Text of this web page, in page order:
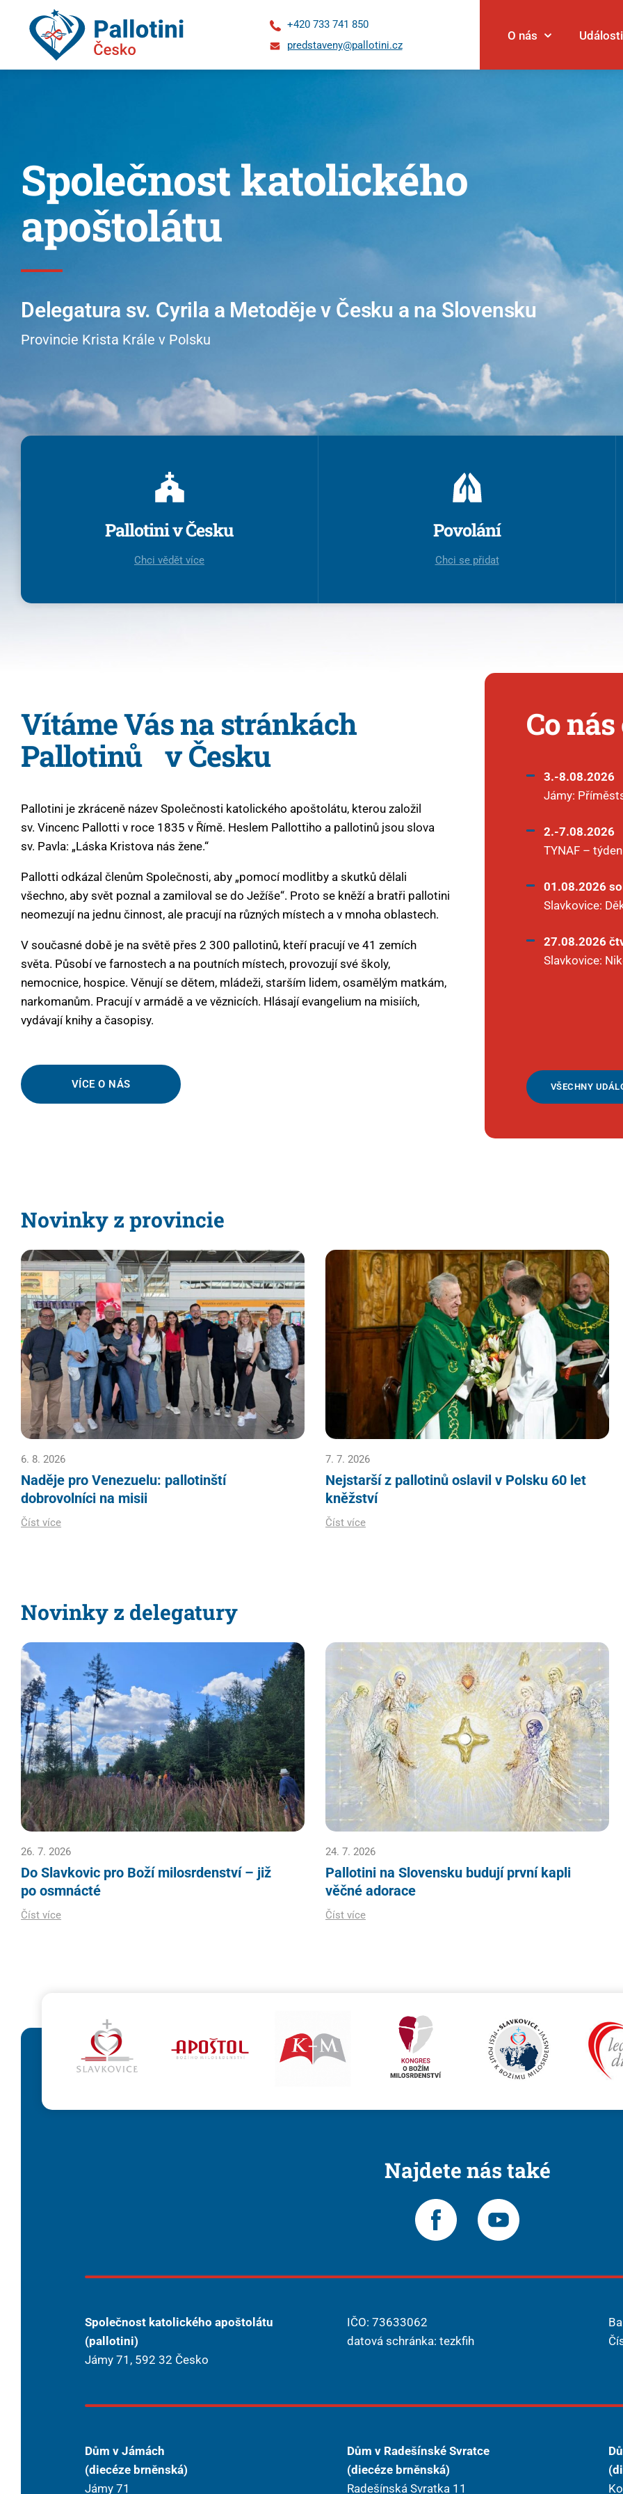
Povolání
+420 733 741 850
+420 733 741 850
predstaveny@pallotini.cz
O nás Události
Společnost katolického
apoštolátu
Delegatura sv. Cyrila a Metoděje v Česku a na Slovensku
Provincie Krista Krále v Polsku
Pallotini v Česku
Chci vědět více
Povolání
Chci se přidat
Vítáme Vás na stránkách
Pallotinů v Česku
Pallotini je zkráceně název Společnosti katolického apoštolátu, kterou založil
sv. Vincenc Pallotti v roce 1835 v Římě. Heslem Pallottiho a pallotinů jsou slova
sv. Pavla: „Láska Kristova nás žene.“
Pallotti odkázal členům Společnosti, aby „pomocí modlitby a skutků dělali
všechno, aby svět poznal a zamiloval se do Ježíše“. Proto se kněží a bratři pallotini
neomezují na jednu činnost, ale pracují na různých místech a v mnoha oblastech.
V současné době je na světě přes 2 300 pallotinů, kteří pracují ve 41 zemích
světa. Působí ve farnostech a na poutních místech, provozují své školy,
nemocnice, hospice. Věnují se dětem, mládeži, starším lidem, osamělým matkám,
narkomanům. Pracují v armádě a ve věznicích. Hlásají evangelium na misiích,
vydávají knihy a časopisy.
VÍCE O NÁS
Co
3.-8.08.2026
Jámy:
2.-7.08.2026
TYNAF –
01.08.2026
Slavkovice:
27.08.2026
Slavkovice:
VŠECHNY
Novinky z provincie
6. 8. 2026
Naděje pro Venezuelu: pallotinští
dobrovolníci na misii
Číst více
7. 7. 2026
Nejstarší z pallotinů oslavil v Polsku 60 let
kněžství
Číst více
Novinky z delegatury
26. 7. 2026
Do Slavkovic pro Boží milosrdenství – již
po osmnácté
Číst více
24. 7. 2026
Pallotini na Slovensku budují první kapli
věčné adorace
Číst více
Najdete nás také
Společnost katolického apoštolátu
(pallotini)
Jámy 71, 592 32 Česko
IČO: 73633062
datová schránka: tezkfih
Dům v Jámách
(diecéze brněnská)
Jámy 71
Dům v Radešínské Svratce
(diecéze brněnská)
Radešínská Svratka 11